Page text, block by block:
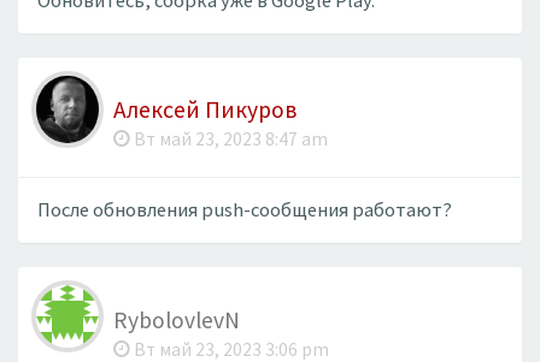
Алексей Пикуров
Вт май 23, 2023 8:47 am
После обновления push-сообщения работают?
RybolovlevN
Вт май 23, 2023 3:06 pm